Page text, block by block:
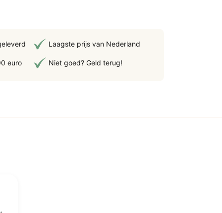
euro
Laagste prijs van Nederland
Niet goed? Geld terug!